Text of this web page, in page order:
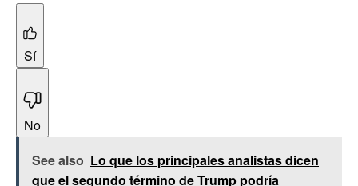
Sí
No
See also Lo que los principales analistas dicen
que el segundo término de Trump podría